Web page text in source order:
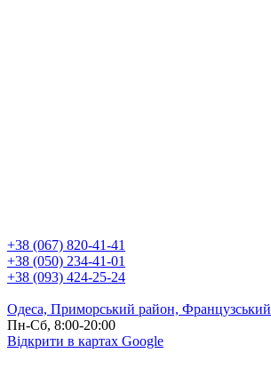
+38 (067) 820-41-41
+38 (050) 234-41-01
+38 (093) 424-25-24
Одеса, Приморський район,
Пн-Сб, 8:00-20:00
Відкрити в картах Google